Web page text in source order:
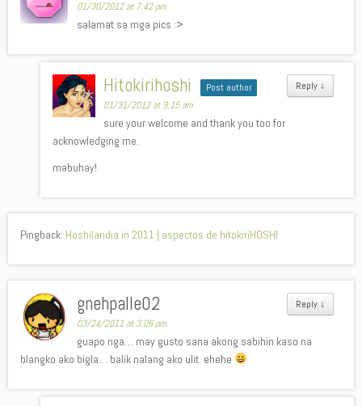
01/30/2012 at 7:42 pm
salamat sa mga pics :>
Reply ↓
Hitokirihoshi Post author
01/31/2012 at 9:15 am
sure your welcome and thank you too for
acknowledging me.
mabuhay!
Pingback: Hoshilandia in 2011 | aspectos de hitokiriHOSHI
Reply ↓
gnehpalle02
03/24/2011 at 3:06 pm
guapo nga… may gusto sana akong sabihin kaso na
blangko ako bigla… balik nalang ako ulit. ehehe